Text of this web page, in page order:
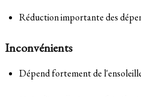
Réduction importante des
Inconvénients
Dépend fortement de